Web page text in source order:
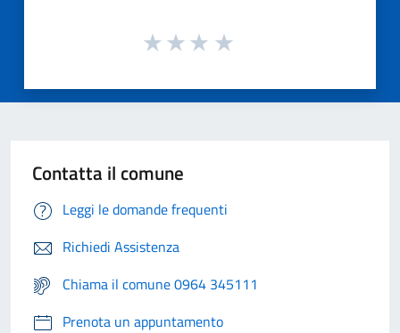
Contatta il comune
Leggi le domande frequenti
Richiedi Assistenza
Chiama il comune 0964 345111
Prenota un appuntamento